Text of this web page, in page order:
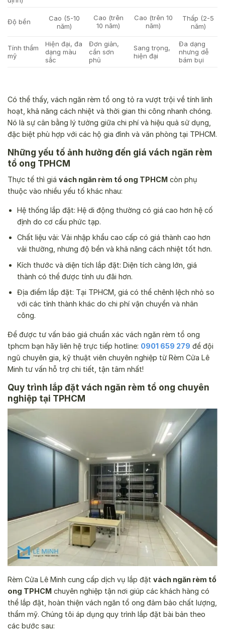
Độ bền
Cao (5-10
năm)
Cao (trên
10 năm)
Cao (trên 10
năm)
Thấp (2-5
năm)
Tính thẩm
mỹ
Hiện đại, đa
dạng màu
sắc
Đơn giản,
cần sơn
phủ
Sang trọng,
hiện đại
Đa dạng
nhưng dễ
bám bụi
Có thể thấy, vách ngăn rèm tổ ong tỏ ra vượt trội về tính linh
hoạt, khả năng cách nhiệt và thời gian thi công nhanh chóng.
Nó là sự cân bằng lý tưởng giữa chi phí và hiệu quả sử dụng,
đặc biệt phù hợp với các hộ gia đình và văn phòng tại TPHCM.
Những yếu tố ảnh hưởng đến giá vách ngăn rèm
tổ ong TPHCM
Thực tế thì giá vách ngăn rèm tổ ong TPHCM còn phụ
thuộc vào nhiều yếu tố khác nhau:
Hệ thống lắp đặt: Hệ di động thường có giá cao hơn hệ cố
định do cơ cấu phức tạp.
Chất liệu vải: Vải nhập khẩu cao cấp có giá thành cao hơn
vải thường, nhưng độ bền và khả năng cách nhiệt tốt hơn.
Kích thước và diện tích lắp đặt: Diện tích càng lớn, giá
thành có thể được tính ưu đãi hơn.
Địa điểm lắp đặt: Tại TPHCM, giá có thể chênh lệch nhỏ so
với các tỉnh thành khác do chi phí vận chuyển và nhân
công.
Để được tư vấn báo giá chuẩn xác vách ngăn rèm tổ ong
tphcm bạn hãy liên hệ trực tiếp hotline: 0901 659 279 để đội
ngũ chuyên gia, kỹ thuật viên chuyên nghiệp từ Rèm Cửa Lê
Minh tư vấn hỗ trợ chi tiết, tận tâm nhất!
Quy trình lắp đặt vách ngăn rèm tổ ong chuyên
nghiệp tại TPHCM
Rèm Cửa Lê Minh cung cấp dịch vụ lắp đặt vách ngăn rèm tổ
ong TPHCM chuyên nghiệp tận nơi giúp các khách hàng có
thể lắp đặt, hoàn thiện vách ngăn tổ ong đảm bảo chất lượng,
thẩm mỹ. Chúng tôi áp dụng quy trình lắp đặt bài bản theo
các bước sau: